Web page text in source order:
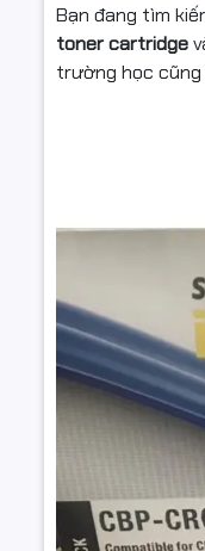
Bạn đang tìm
toner cartridge
trường học cũng